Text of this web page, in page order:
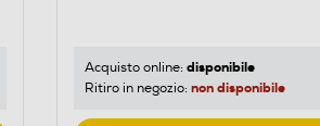
Acquisto online: disponibile
Ritiro in negozio: non disponibile